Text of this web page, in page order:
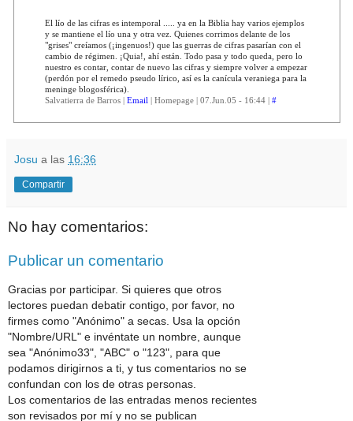
El lío de las cifras es intemporal ..... ya en la Biblia hay varios ejemplos
y se mantiene el lío una y otra vez. Quienes corrimos delante de los
"grises" creíamos (¡ingenuos!) que las guerras de cifras pasarían con el
cambio de régimen. ¡Quia!, ahí están. Todo pasa y todo queda, pero lo
nuestro es contar, contar de nuevo las cifras y siempre volver a empezar
(perdón por el remedo pseudo lírico, así es la canícula veraniega para la
meninge blogosférica).
Salvatierra de Barros | Email | Homepage | 07.Jun.05 - 16:44 | #
Josu a las 16:36
Compartir
No hay comentarios:
Publicar un comentario
Gracias por participar. Si quieres que otros
lectores puedan debatir contigo, por favor, no
firmes como "Anónimo" a secas. Usa la opción
"Nombre/URL" e invéntate un nombre, aunque
sea "Anónimo33", "ABC" o "123", para que
podamos dirigirnos a ti, y tus comentarios no se
confundan con los de otras personas.
Los comentarios de las entradas menos recientes
son revisados por mí y no se publican